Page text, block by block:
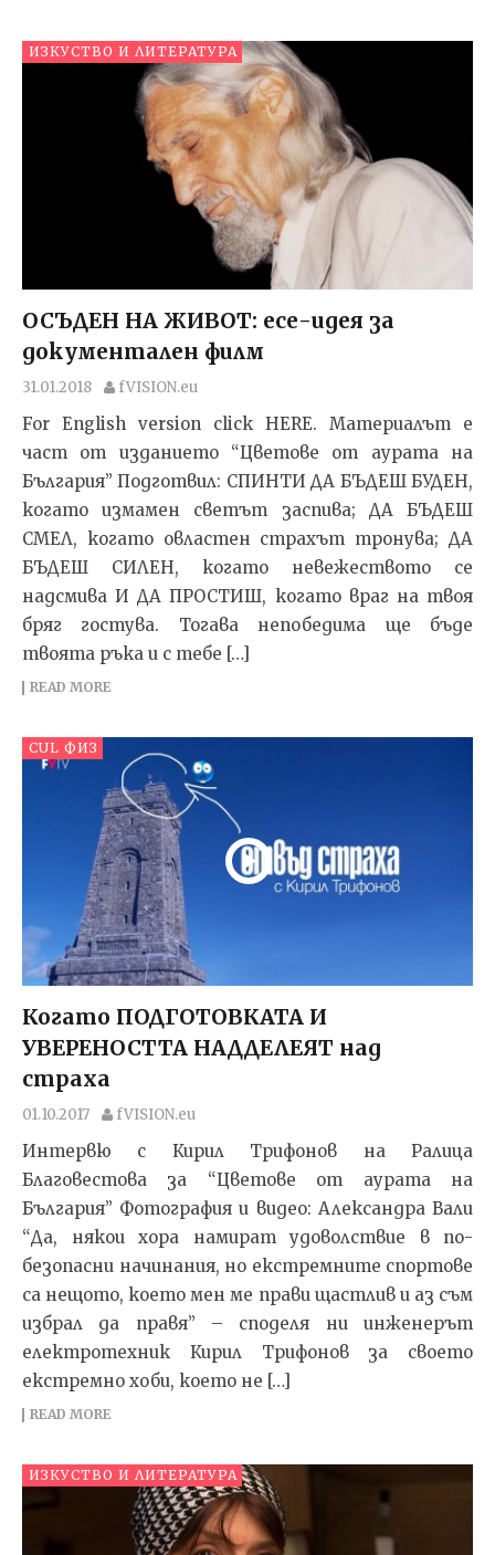
ИЗКУСТВО И ЛИТЕРАТУРА
ОСЪДЕН НА ЖИВОТ: есе-идея за
документален филм
31.01.2018 fVISION.eu
For English version click HERE. Материалът е
част от изданието “Цветове от аурата на
България” Подготвил: СПИНТИ ДА БЪДЕШ БУДЕН,
когато измамен светът заспива; ДА БЪДЕШ
СМЕЛ, когато овластен страхът тронува; ДА
БЪДЕШ СИЛЕН, когато невежеството се
надсмива И ДА ПРОСТИШ, когато враг на твоя
бряг гостува. Тогава непобедима ще бъде
твоята ръка и с тебе […]
READ MORE
CUL ФИЗ
Когато ПОДГОТОВКАТА И
УВЕРЕНОСТТА НАДДЕЛЕЯТ над
страха
01.10.2017 fVISION.eu
Интервю с Кирил Трифонов на Ралица
Благовестова за “Цветове от аурата на
България” Фотография и видео: Александра Вали
“Да, някои хора намират удоволствие в по-
безопасни начинания, но екстремните спортове
са нещото, което мен ме прави щастлив и аз съм
избрал да правя” – споделя ни инженерът
електротехник Кирил Трифонов за своето
екстремно хоби, което не […]
READ MORE
ИЗКУСТВО И ЛИТЕРАТУРА